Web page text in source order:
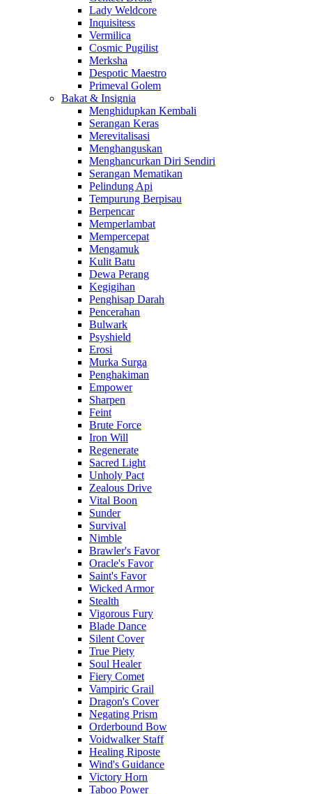
Lady Weldcore
Inquisitess
Vermilica
Cosmic Pugilist
Merksha
Despotic Maestro
Primeval Golem
Bakat & Insignia
Menghidupkan Kembali
Serangan Keras
Merevitalisasi
Menghanguskan
Menghancurkan Diri Sendiri
Serangan Mematikan
Pelindung Api
Tempurung Berpisau
Berpencar
Memperlambat
Mempercepat
Mengamuk
Kulit Batu
Dewa Perang
Kegigihan
Penghisap Darah
Pencerahan
Bulwark
Psyshield
Erosi
Murka Surga
Penghakiman
Empower
Sharpen
Feint
Brute Force
Iron Will
Regenerate
Sacred Light
Unholy Pact
Zealous Drive
Vital Boon
Sunder
Survival
Nimble
Brawler's Favor
Oracle's Favor
Saint's Favor
Wicked Armor
Stealth
Vigorous Fury
Blade Dance
Silent Cover
True Piety
Soul Healer
Fiery Comet
Vampiric Grail
Dragon's Cover
Negating Prism
Orderbound Bow
Voidwalker Staff
Healing Riposte
Wind's Guidance
Victory Horn
Taboo Power